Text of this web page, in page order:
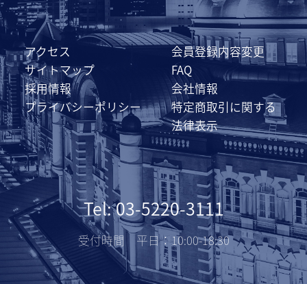
アクセス
会員登録内容変更
サイトマップ
FAQ
採用情報
会社情報
プライバシーポリシー
特定商取引に関する
法律表示
Tel: 03-5220-3111
受付時間 平日：10:00-18:30